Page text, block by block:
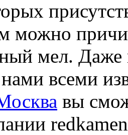
можно
мел. Даже
всеми
вы